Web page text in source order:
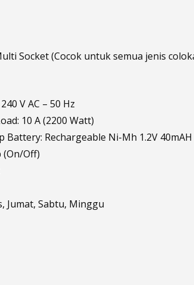
Socket (Cocok untuk semua jenis
V AC – 50 Hz
10 A (2200 Watt)
Battery: Rechargeable Ni-Mh 1.2V 40mAH
(On/Off)
Jumat, Sabtu, Minggu